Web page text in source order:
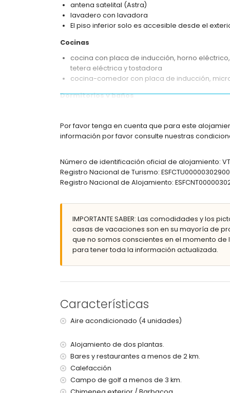
antena satelital (Astra)
lavadero con lavadora
El piso inferior solo es accesible desde el
Cocinas
cocina con placa de inducción, horno
tetera eléctrica y tostadora
cocina-comedor con placa de inducción,
Dormitorios y baños
2 dormitorios con aire acondicionado, cada
dormitorio con 2 camas individuales
baño con lavabo individual, ducha y wc
Exterior de la villa
piscina privada de 10m x 4m
jardín con grava, árboles y mobiliario de jardín
3 terrazas, de las cuales 1 está cubierta
ducha exterior
zona de estar exterior y zona de comedor
plaza de aparcamiento privada cubierta
Más información
pueblo más cercano: Moraira (dentro de 5
orilla o costa más cercana: Mar Mediterráneo
playa más cercana: Cala Abogat (dentro de 2
puerto más cercano: Portet Moraira (dentro
aeropuerto más cercano: Alicante (dentro de
segundo aeropuerto más cercano: Valencia (>
no se permite fumar
no se admiten mascotas
El alojamiento es muy adecuado para familias
Por favor tenga en cuenta que para este
información por favor consulte nuestras
Número de identificación oficial de alojamiento:
Registro Nacional de Turismo:
Registro Nacional de Alojamiento:
IMPORTANTE SABER: Las comodidades y los
casas de vacaciones son en su mayoría de
que no somos conscientes en el momento
para tener toda la información actualizada.
Características
Aire acondicionado (4 unidades)
Alojamiento de dos plantas.
Bares y restaurantes a menos de 2 km.
Calefacción
Campo de golf a menos de 3 km.